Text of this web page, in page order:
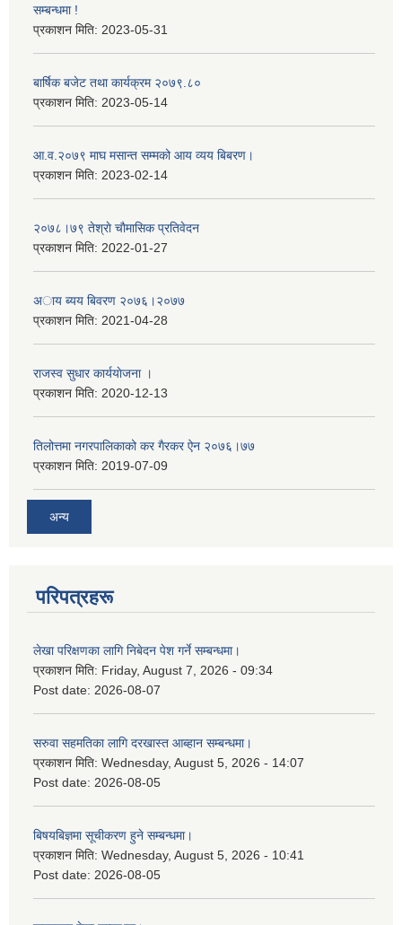
सम्बन्धमा !
प्रकाशन मिति: 2023-05-31
बार्षिक बजेट तथा कार्यक्रम २०७९.८०
प्रकाशन मिति: 2023-05-14
आ.व.२०७९ माघ मसान्त सम्मको आय व्यय बिबरण।
प्रकाशन मिति: 2023-02-14
२०७८।७९ तेश्राे चाैमासिक प्रतिवेदन
प्रकाशन मिति: 2022-01-27
अाय ब्यय बिवरण २०७६।२०७७
प्रकाशन मिति: 2021-04-28
राजस्व सुधार कार्ययाेजना ।
प्रकाशन मिति: 2020-12-13
तिलोत्तमा नगरपालिकाको कर गैरकर ऐन २०७६।७७
प्रकाशन मिति: 2019-07-09
अन्य
परिपत्रहरू
लेखा परिक्षणका लागि निबेदन पेश गर्ने सम्बन्धमा।
प्रकाशन मिति: Friday, August 7, 2026 - 09:34
Post date: 2026-08-07
सरुवा सहमतिका लागि दरखास्त आब्हान सम्बन्धमा।
प्रकाशन मिति: Wednesday, August 5, 2026 - 14:07
Post date: 2026-08-05
बिषयबिज्ञमा सूचीकरण हुने सम्बन्धमा।
प्रकाशन मिति: Wednesday, August 5, 2026 - 10:41
Post date: 2026-08-05